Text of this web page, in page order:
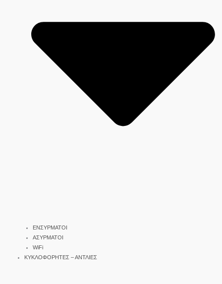
ΕΝΣΥΡΜΑΤΟΙ
ΑΣΥΡΜΑΤΟΙ
WiFi
ΚΥΚΛΟΦΟΡΗΤΕΣ – ΑΝΤΛΙΕΣ